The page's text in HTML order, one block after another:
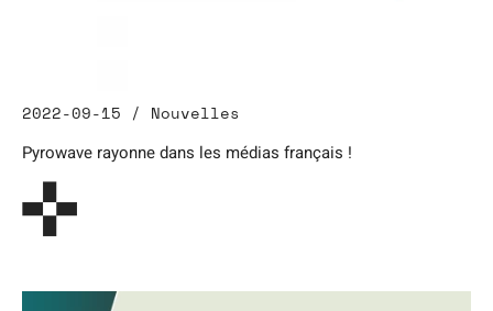
2022-09-15 / Nouvelles
Pyrowave rayonne dans les médias français !